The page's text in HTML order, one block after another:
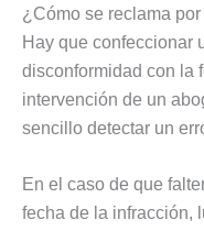
¿Cómo se reclama
Hay que confeccionar
disconformidad con la
intervención de un
sencillo detectar un
En el caso de que
fecha de la infracción,